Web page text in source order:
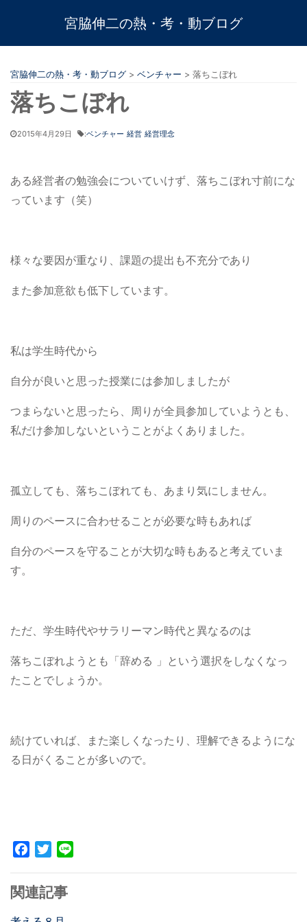
宮脇伸二の熱・考・動ブログ
宮脇伸二の熱・考・動ブログ > ベンチャー > 落ちこぼれ
落ちこぼれ
2015年4月29日 :ベンチャー 経営 経営理念
ある経営者の勉強会についていけず、落ちこぼれ寸前にな
っています（笑）
様々な要因が重なり、課題の提出も不充分であり
また参加意欲も低下しています。
私は学生時代から
自分が良いと思った授業には参加しましたが
つまらないと思ったら、周りが全員参加していようとも、
私だけ参加しないということがよくありました。
孤立しても、落ちこぼれても、あまり気にしません。
周りのペースに合わせることが必要な時もあれば
自分のペースを守ることが大切な時もあると考えていま
す。
ただ、学生時代やサラリーマン時代と異なるのは
落ちこぼれようとも「辞める 」という選択をしなくなっ
たことでしょうか。
続けていれば、また楽しくなったり、理解できるようにな
る日がくることが多いので。
Facebook
Twitter
関連記事